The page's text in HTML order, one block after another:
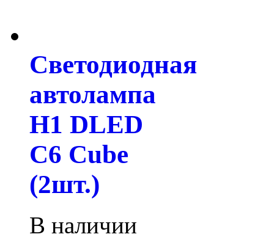
Светодиодная
автолампа
H1 DLED
С6 Cube
(2шт.)
В наличии